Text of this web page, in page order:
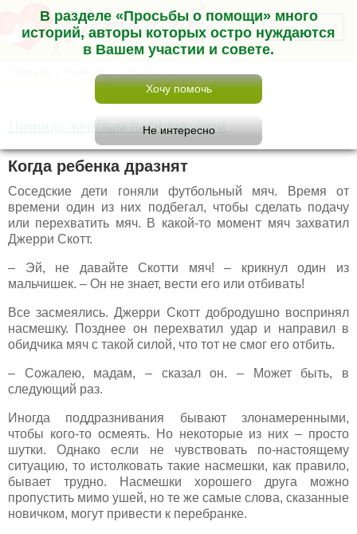
В разделе «Просьбы о помощи» много
историй, авторы которых остро нуждаются
в Вашем участии и совете.
Меню
Помощь жертвам насилия: дети
Когда ребенка дразнят
Соседские дети гоняли футбольный мяч. Время от
времени один из них подбегал, чтобы сделать подачу
или перехватить мяч. В какой-то момент мяч захватил
Джерри Скотт.
– Эй, не давайте Скотти мяч! – крикнул один из
мальчишек. – Он не знает, вести его или отбивать!
Все засмеялись. Джерри Скотт добродушно воспринял
насмешку. Позднее он перехватил удар и направил в
обидчика мяч с такой силой, что тот не смог его отбить.
– Сожалею, мадам, – сказал он. – Может быть, в
следующий раз.
Иногда поддразнивания бывают злонамеренными,
чтобы кого-то осмеять. Но некоторые из них – просто
шутки. Однако если не чувствовать по-настоящему
ситуацию, то истолковать такие насмешки, как правило,
бывает трудно. Насмешки хорошего друга можно
пропустить мимо ушей, но те же самые слова, сказанные
новичком, могут привести к перебранке.